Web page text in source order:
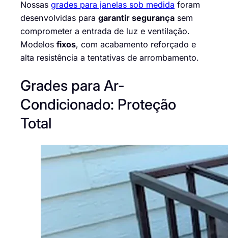
Nossas grades para janelas sob medida foram
desenvolvidas para garantir segurança sem
comprometer a entrada de luz e ventilação.
Modelos fixos, com acabamento reforçado e
alta resistência a tentativas de arrombamento.
Grades para Ar-
Condicionado: Proteção
Total